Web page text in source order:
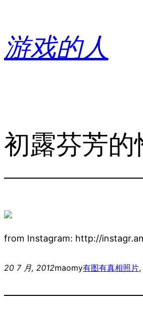
内
容
游戏的人
初露芬芳的
from Instagram: http://
20 7 月, 2012maomy有图有真相照片,